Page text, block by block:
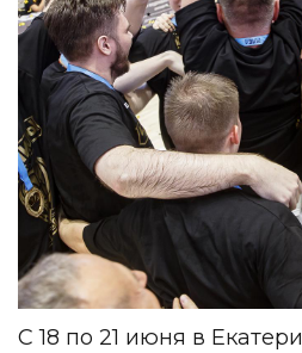
С 18 по 21 июня в